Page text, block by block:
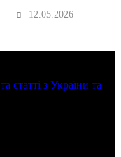
12.05.2026